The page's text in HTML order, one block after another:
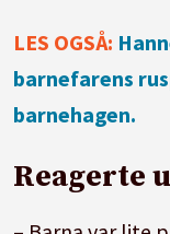
LES OGSÅ:
barnefarens
barnehagen.
Reagerte